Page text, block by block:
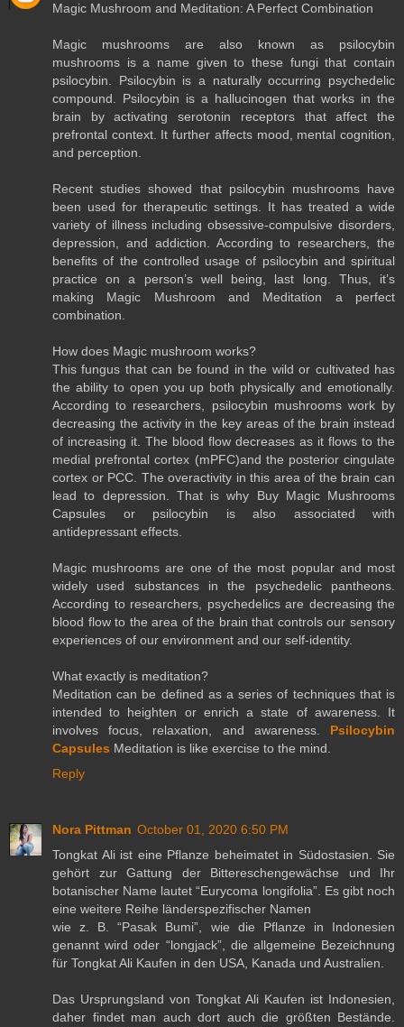
Magic Mushroom and Meditation: A Perfect Combination
Magic mushrooms are also known as psilocybin
mushrooms is a name given to these fungi that contain
psilocybin. Psilocybin is a naturally occurring psychedelic
compound. Psilocybin is a hallucinogen that works in the
brain by activating serotonin receptors that affect the
prefrontal context. It further affects mood, mental cognition,
and perception.
Recent studies showed that psilocybin mushrooms have
been used for therapeutic settings. It has treated a wide
variety of illness including obsessive-compulsive disorders,
depression, and addiction. According to researchers, the
benefits of the controlled usage of psilocybin and spiritual
practice on a person’s well being, last long. Thus, it’s
making Magic Mushroom and Meditation a perfect
combination.
How does Magic mushroom works?
This fungus that can be found in the wild or cultivated has
the ability to open you up both physically and emotionally.
According to researchers, psilocybin mushrooms work by
decreasing the activity in the key areas of the brain instead
of increasing it. The blood flow decreases as it flows to the
medial prefrontal cortex (mPFC)and the posterior cingulate
cortex or PCC. The overactivity in this area of the brain can
lead to depression. That is why Buy Magic Mushrooms
Capsules or psilocybin is also associated with
antidepressant effects.
Magic mushrooms are one of the most popular and most
widely used substances in the psychedelic pantheons.
According to researchers, psychedelics are decreasing the
blood flow to the area of the brain that controls our sensory
experiences of our environment and our self-identity.
What exactly is meditation?
Meditation can be defined as a series of techniques that is
intended to heighten or enrich a state of awareness. It
involves focus, relaxation, and awareness. Psilocybin
Capsules Meditation is like exercise to the mind.
Reply
Nora Pittman October 01, 2020 6:50 PM
Tongkat Ali ist eine Pflanze beheimatet in Südostasien. Sie
gehört zur Gattung der Bittereschengewächse und Ihr
botanischer Name lautet “Eurycoma longifolia”. Es gibt noch
eine weitere Reihe länderspezifischer Namen
wie z. B. “Pasak Bumi”, wie die Pflanze in Indonesien
genannt wird oder “longjack”, die allgemeine Bezeichnung
für Tongkat Ali Kaufen in den USA, Kanada und Australien.
Das Ursprungsland von Tongkat Ali Kaufen ist Indonesien,
daher findet man auch dort auch die größten Bestände.